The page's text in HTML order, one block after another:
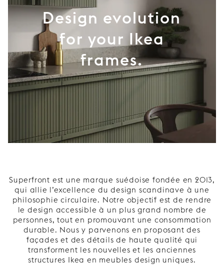
Design evolution
for your Ikea
frames.
Superfront est une marque suédoise fondée en 2013,
qui allie l’excellence du design scandinave à une
philosophie circulaire. Notre objectif est de rendre
le design accessible à un plus grand nombre de
personnes, tout en promouvant une consommation
durable. Nous y parvenons en proposant des
façades et des détails de haute qualité qui
transforment les nouvelles et les anciennes
structures Ikea en meubles design uniques.